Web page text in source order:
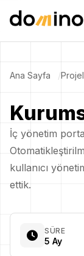
Ana Sayfa
İç yönetim
kullanıcı
ettik.
SÜRE
5 Ay